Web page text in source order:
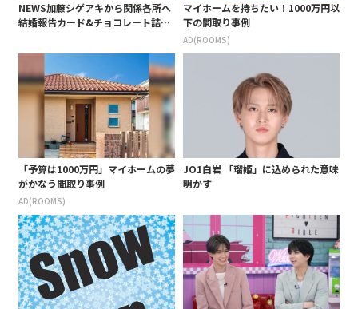
NEWS加藤シゲアキから関係各所へ
結婚報告カード&チョコレート詰め
も添えて
マイホームを持ちたい！1000万円以
下の間取り事例
AD(ROOMS)
「予算は1000万円」マイホームの夢
がかなう間取り事例
AD(ROOMS)
JO1白岩 「瑠姫」に込められた意味
明かす